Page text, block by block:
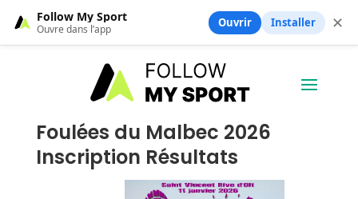
Foulées du Malbec 2026
Inscription Résultats
Follow My Sport
Ouvre dans l’app Ouvrir Installer ✕